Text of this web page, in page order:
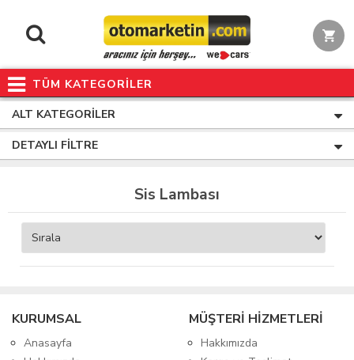
TÜM KATEGORİLER
ALT KATEGORILER
DETAYLI FILTRE
Sis Lambası
KURUMSAL
Anasayfa
MÜŞTERİ HİZMETLERİ
Hakkımızda